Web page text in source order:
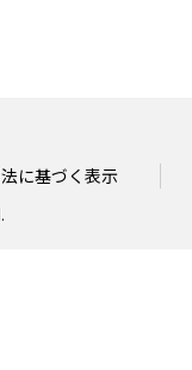
に基づく表示